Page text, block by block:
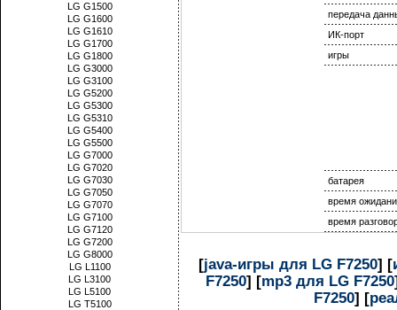
LG G1500
LG G1600
LG G1610
LG G1700
LG G1800
LG G3000
LG G3100
LG G5200
LG G5300
LG G5310
LG G5400
LG G5500
LG G7000
LG G7020
LG G7030
LG G7050
LG G7070
LG G7100
LG G7120
LG G7200
LG G8000
LG L1100
LG L3100
LG L5100
LG T5100
передача
ИК-порт
игры
батарея
время
время
[java-игры для LG F7250] [
F7250] [mp3 для LG F7250
F7250] [